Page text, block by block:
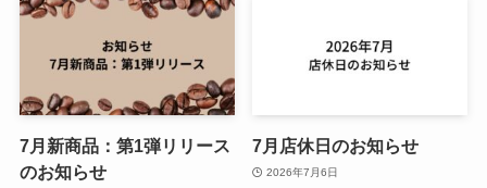
7月新商品：第1弾リリース
のお知らせ
7月店休日のお知らせ
2026年7月6日